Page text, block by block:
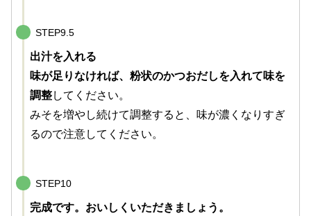
STEP9.5
出汁を入れる
味が足りなければ、粉状のかつおだしを入れて味を
調整してください。
みそを増やし続けて調整すると、味が濃くなりすぎ
るので注意してください。
STEP10
完成です。おいしくいただきましょう。